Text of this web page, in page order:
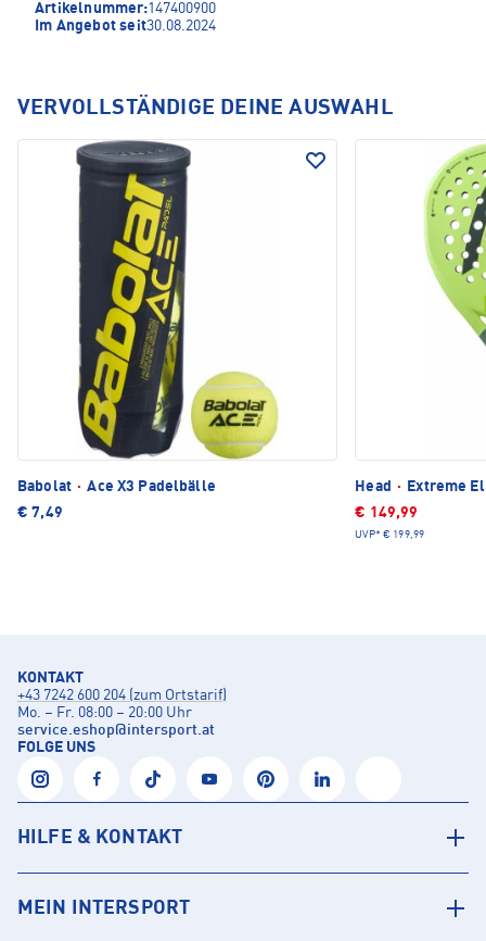
Artikelnummer:147400900
Im Angebot seit30.08.2024
VERVOLLSTÄNDIGE DEINE AUSWAHL
Babolat · Ace X3 Padelbälle
€ 7,49
Head ·
Extreme
€ 149,99
UVP* € 199,99
KONTAKT
+43 7242 600 204 (zum Ortstarif)
Mo. – Fr. 08:00 – 20:00 Uhr
service.eshop@intersport.at
FOLGE UNS
HILFE & KONTAKT
MEIN INTERSPORT